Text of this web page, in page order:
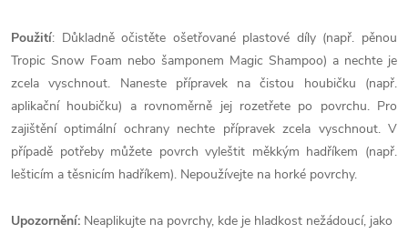
Použití: Důkladně očistěte ošetřované plastové díly (např. pěnou
Tropic Snow Foam nebo šamponem Magic Shampoo) a nechte je
zcela vyschnout. Naneste přípravek na čistou houbičku (např.
aplikační houbičku) a rovnoměrně jej rozetřete po povrchu. Pro
zajištění optimální ochrany nechte přípravek zcela vyschnout. V
případě potřeby můžete povrch vyleštit měkkým hadříkem (např.
lešticím a těsnicím hadříkem). Nepoužívejte na horké povrchy.
Upozornění: Neaplikujte na povrchy, kde je hladkost nežádoucí, jako